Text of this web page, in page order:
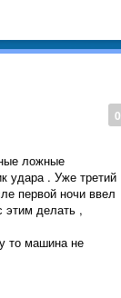
0
ложные
удара . Уже третий
первой ночи ввел
этим делать ,
то машина не